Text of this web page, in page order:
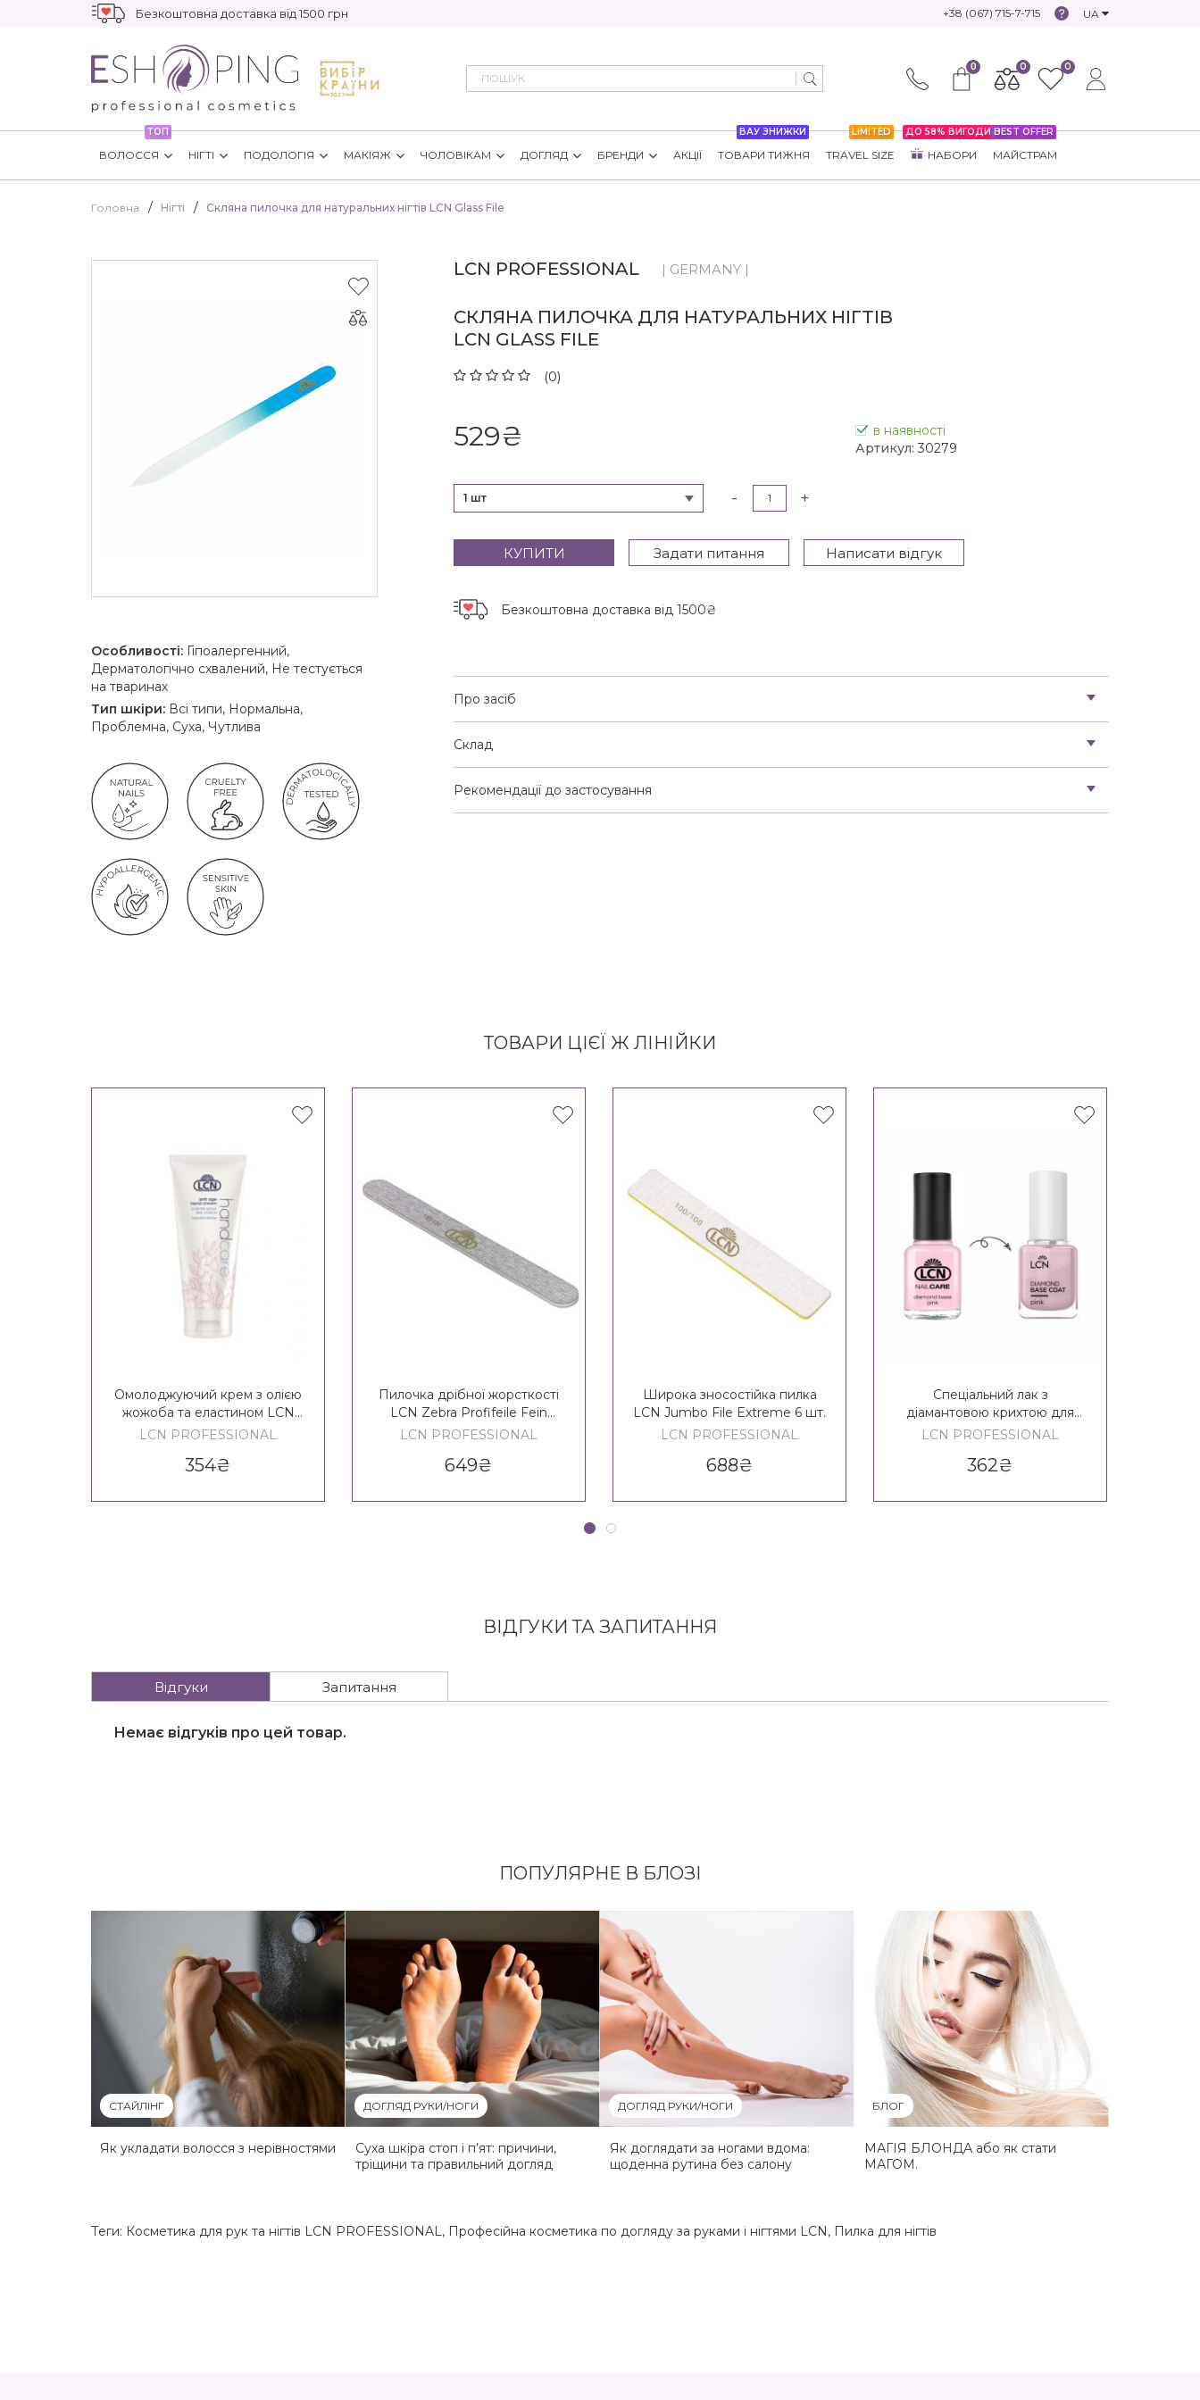
Безкоштовна доставка від 1500 грн +38 (067) 715-7-715 UA
0 0 0
ТОП
ВОЛОССЯ НІГТІ ПОДОЛОГІЯ МАКІЯЖ ЧОЛОВІКАМ ДОГЛЯД БРЕНДИ АКЦІЇ
ВАУ ЗНИЖКИ
ТОВАРИ ТИЖНЯ
LIMITED
TRAVEL SIZE
ДО 58% ВИГОДИ
НАБОРИ
BEST OFFER
МАЙСТРАМ
Головна Нігті Скляна пилочка для натуральних нігтів LCN Glass File
Особливості: Гіпоалергенний,
Дерматологічно схвалений, Не тестується
на тваринах
Тип шкіри: Всі типи, Нормальна,
Проблемна, Суха, Чутлива
LCN PROFESSIONAL | GERMANY |
СКЛЯНА ПИЛОЧКА ДЛЯ НАТУРАЛЬНИХ НІГТІВ
LCN GLASS FILE
(0)
529₴
в наявності
Артикул: 30279
1 шт - +
КУПИТИ Задати питання Написати відгук
Безкоштовна доставка від 1500₴
Про засіб
Склад
Рекомендації до застосування
ТОВАРИ ЦІЄЇ Ж ЛІНІЙКИ
Омолоджуючий крем з олією
жожоба та еластином LCN
Anti - Age Hand Cream
LCN PROFESSIONAL
354₴
Пилочка дрібної жорсткості
LCN Zebra Profifeile Fein
180/180
LCN PROFESSIONAL
649₴
Широка зносостійка пилка
LCN Jumbo File Extreme 6 шт.
LCN PROFESSIONAL
688₴
Спеціальний лак з
діамантовою крихтою для
зміцнення нігтів рожевий LCN
LCN PROFESSIONAL
362₴
ВІДГУКИ ТА ЗАПИТАННЯ
Відгуки Запитання
Немає відгуків про цей товар.
ПОПУЛЯРНЕ В БЛОЗІ
СТАЙЛІНГ
Як укладати волосся з нерівностями
ДОГЛЯД РУКИ/НОГИ
Суха шкіра стоп і п’ят: причини,
тріщини та правильний догляд
ДОГЛЯД РУКИ/НОГИ
Як доглядати за ногами вдома:
щоденна рутина без салону
БЛОГ
МАГІЯ БЛОНДА або як стати
МАГОМ.
Теги: Косметика для рук та нігтів LCN PROFESSIONAL , Професійна косметика по догляду за руками і нігтями LCN, Пилка для нігтів